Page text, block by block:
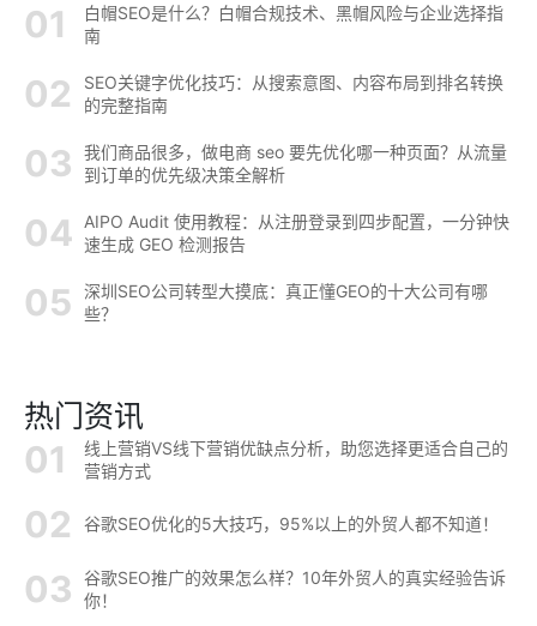
白帽SEO是什么？白帽合规技术、黑帽风险与企业选择指
南
SEO关键字优化技巧：从搜索意图、内容布局到排名转换
的完整指南
我们商品很多，做电商 seo 要先优化哪一种页面？从流量
到订单的优先级决策全解析
AIPO Audit 使用教程：从注册登录到四步配置，一分钟快
速生成 GEO 检测报告
深圳SEO公司转型大摸底：真正懂GEO的十大公司有哪
些？
热门资讯
线上营销VS线下营销优缺点分析，助您选择更适合自己的
营销方式
谷歌SEO优化的5大技巧，95%以上的外贸人都不知道！
谷歌SEO推广的效果怎么样？10年外贸人的真实经验告诉
你！